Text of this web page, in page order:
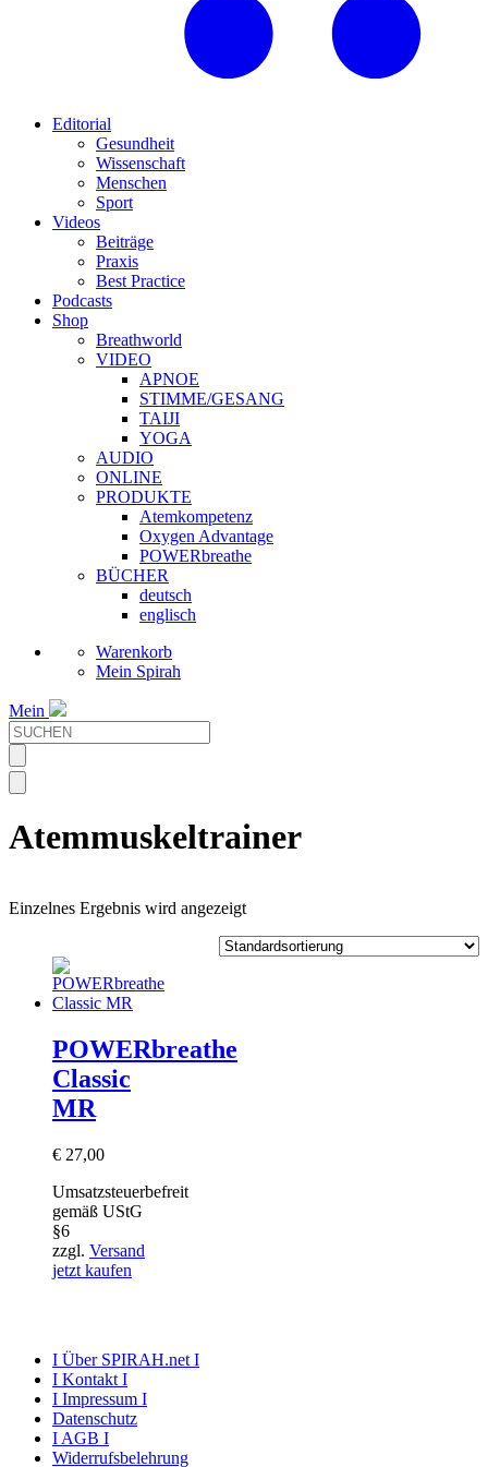
Editorial
Gesundheit
Wissenschaft
Menschen
Sport
Videos
Beiträge
Praxis
Best Practice
Podcasts
Shop
Breathworld
VIDEO
APNOE
STIMME/GESANG
TAIJI
YOGA
AUDIO
ONLINE
PRODUKTE
Atemkompetenz
Oxygen Advantage
POWERbreathe
BÜCHER
deutsch
englisch
Warenkorb
Mein Spirah
Mein
Atemmuskeltrainer
Einzelnes Ergebnis wird angezeigt
POWERbreathe
Classic
MR
€ 27,00
Umsatzsteuerbefreit
gemäß UStG
§6
zzgl. Versand
jetzt kaufen
I Über SPIRAH.net I
I Kontakt I
I Impressum I
Datenschutz
I AGB I
Widerrufsbelehrung